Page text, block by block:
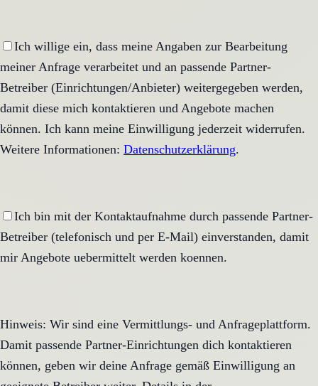
Ich willige ein, dass meine Angaben zur Bearbeitung
meiner Anfrage verarbeitet und an passende Partner-
Betreiber (Einrichtungen/Anbieter) weitergegeben werden,
damit diese mich kontaktieren und Angebote machen
können. Ich kann meine Einwilligung jederzeit widerrufen.
Weitere Informationen: Datenschutzerklärung.
Ich bin mit der Kontaktaufnahme durch passende Partner-
Betreiber (telefonisch und per E-Mail) einverstanden, damit
mir Angebote uebermittelt werden koennen.
Hinweis: Wir sind eine Vermittlungs- und Anfrageplattform.
Damit passende Partner-Einrichtungen dich kontaktieren
können, geben wir deine Anfrage gemäß Einwilligung an